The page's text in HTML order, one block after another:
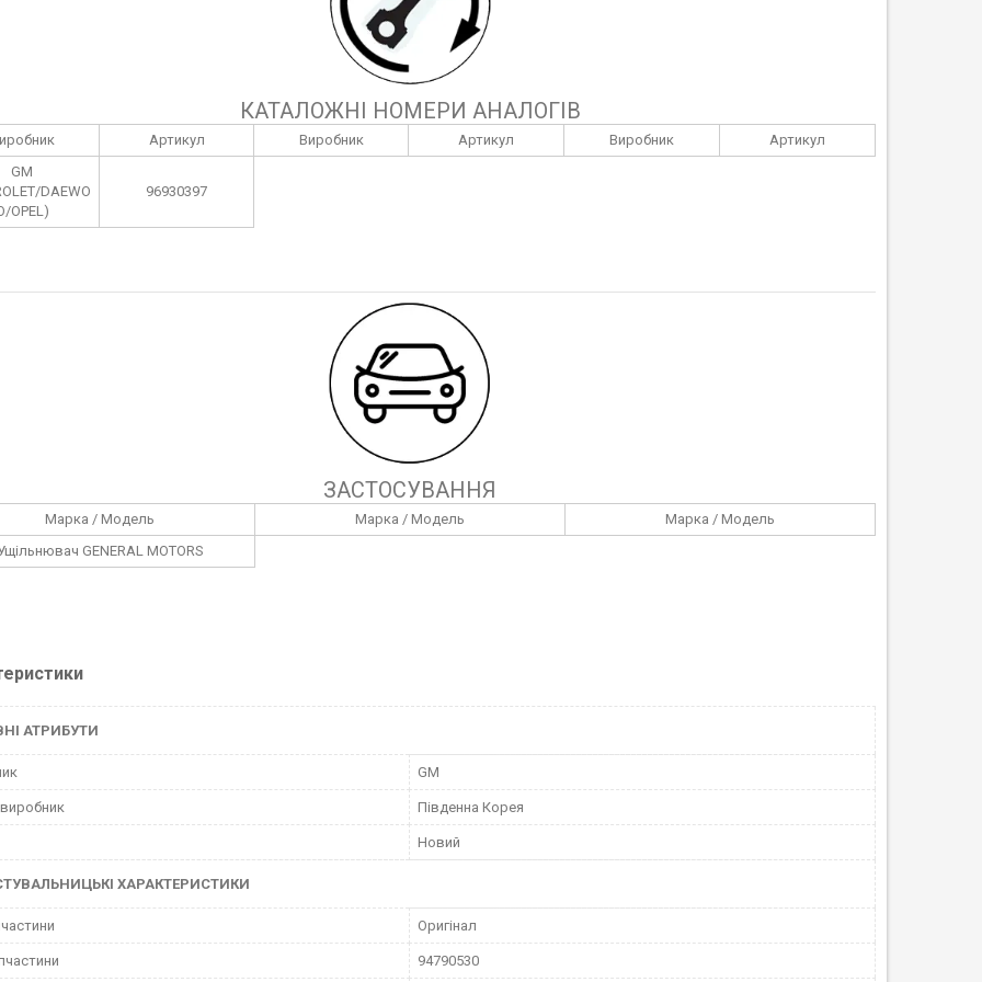
КАТАЛОЖНІ НОМЕРИ АНАЛОГІВ
Артикул Виробник Артикул Виробник
Артикул
GM
DAEWO
OPEL)
96930397
ЗАСТОСУВАННЯ
Марка / Модель Марка / Модель
Марка / Модель
GENERAL MOTORS
АТРИБУТИ
GM
Південна Корея
Новий
ХАРАКТЕРИСТИКИ
Оригінал
94790530